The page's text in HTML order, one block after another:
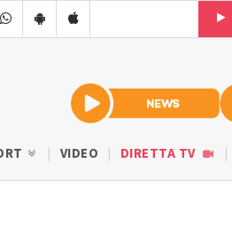
VIDEO DIRETTA TV